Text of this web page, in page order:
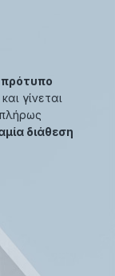
πρότυπο
γίνεται
διάθεση